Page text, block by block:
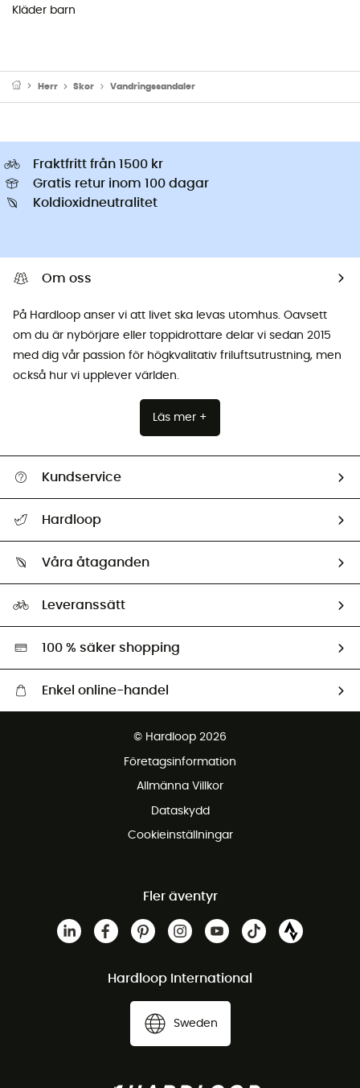
Kläder barn
Herr Skor Vandringssandaler
Fraktfritt från 1500 kr
Gratis retur inom 100 dagar
Koldioxidneutralitet
Om oss
På Hardloop anser vi att livet ska levas utomhus. Oavsett
om du är nybörjare eller toppidrottare delar vi sedan 2015
med dig vår passion för högkvalitativ friluftsutrustning, men
också hur vi upplever världen.
Läs mer +
Kundservice
Retur & återbetalning
Hardloop
Ambassadörer
Våra åtaganden
Miljöanpassat urval
Leveranssätt
100 % säker shopping
Enkel online-handel
© Hardloop 2026
Företagsinformation
Allmänna Villkor
Dataskydd
Cookieinställningar
Fler äventyr
Hardloop International
Sweden